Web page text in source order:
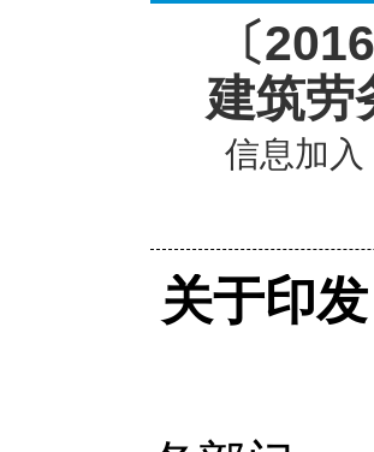
〔
建筑劳
信息加
关于印